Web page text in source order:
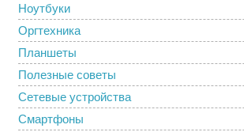
Ноутбуки
Оргтехника
Планшеты
Полезные советы
Сетевые устройства
Смартфоны